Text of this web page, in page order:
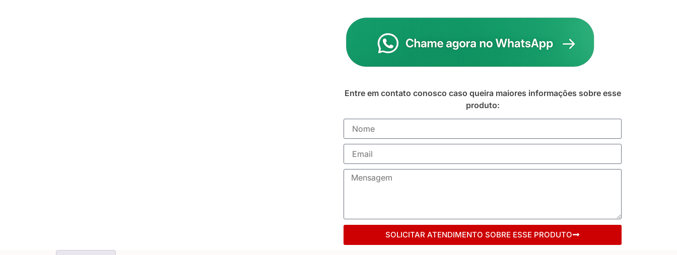
Entre em contato conosco caso queira maiores informações sobre esse
produto:
SOLICITAR ATENDIMENTO SOBRE ESSE PRODUTO